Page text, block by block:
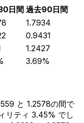
日間 過去90日間
1.7934
0.9431
1.2427
3.69%
と 1.2578の間で
リティ 3.45% でし